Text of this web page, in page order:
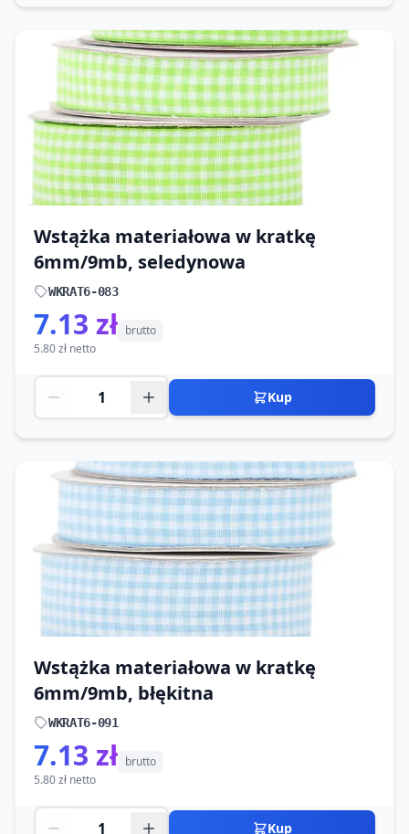
Wstążka materiałowa w kratkę
6mm/9mb, seledynowa
WKRAT6-083
7.13 zł brutto
5.80 zł netto
Kup
Wstążka materiałowa w kratkę
6mm/9mb, błękitna
WKRAT6-091
7.13 zł brutto
5.80 zł netto
Kup